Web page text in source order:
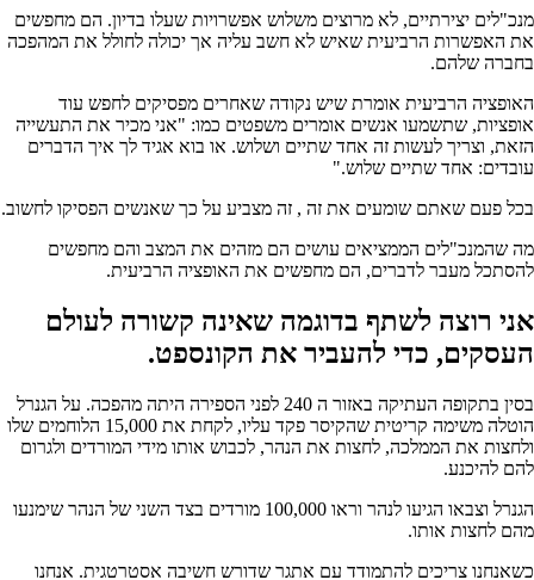
מנכ"לים יצירתיים, לא מרוצים משלוש אפשרויות שעלו בדיון. הם מחפשים
את האפשרות הרביעית שאיש לא חשב עליה אך יכולה לחולל את המהפכה
בחברה שלהם.
האופציה הרביעית אומרת שיש נקודה שאחרים מפסיקים לחפש עוד
אופציות, שתשמעו אנשים אומרים משפטים כמו: "אני מכיר את התעשייה
הזאת, וצריך לעשות זה אחד שתיים ושלוש. או בוא אגיד לך איך הדברים
עובדים: אחד שתיים שלוש."
בכל פעם שאתם שומעים את זה , זה מצביע על כך שאנשים הפסיקו לחשוב.
מה שהמנכ"לים הממציאים עושים הם מזהים את המצב והם מחפשים
להסתכל מעבר לדברים, הם מחפשים את האופציה הרביעית.
אני רוצה לשתף בדוגמה שאינה קשורה לעולם
העסקים, כדי להעביר את הקונספט.
בסין בתקופה העתיקה באזור ה 240 לפני הספירה היתה מהפכה. על הגנרל
הוטלה משימה קריטית שהקיסר פקד עליו, לקחת את 15,000 הלוחמים שלו
ולחצות את הממלכה, לחצות את הנהר, לכבוש אותו מידי המורדים ולגרום
להם להיכנע.
הגנרל וצבאו הגיעו לנהר וראו 100,000 מורדים בצד השני של הנהר שימנעו
מהם לחצות אותו.
כשאנחנו צריכים להתמודד עם אתגר שדורש חשיבה אסטרטגית. אנחנו